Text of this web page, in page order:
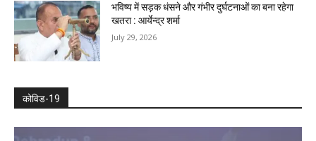
भविष्य में सड़क धंसने और गंभीर दुर्घटनाओं का बना रहेगा
खतरा : आर्येन्द्र शर्मा
July 29, 2026
कोविड-19